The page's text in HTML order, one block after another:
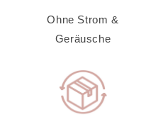
Ohne Strom &
Geräusche